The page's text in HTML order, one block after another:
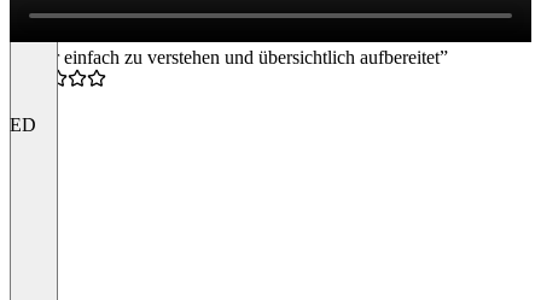
“super einfach zu verstehen und übersichtlich aufbereitet”
ED